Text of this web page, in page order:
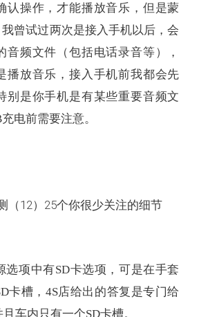
认操作，才能播放音乐，但是蒙
曾试过两次是接入手机以后，会
音频文件（包括电话录音等），
播放音乐，接入手机前我都会先
别是你手机是有某些重要音频文
电前需要注意。
选项中有SD卡选项，可是在手套
卡槽，4S店给出的答复是专门给
车内只有一个SD卡槽。